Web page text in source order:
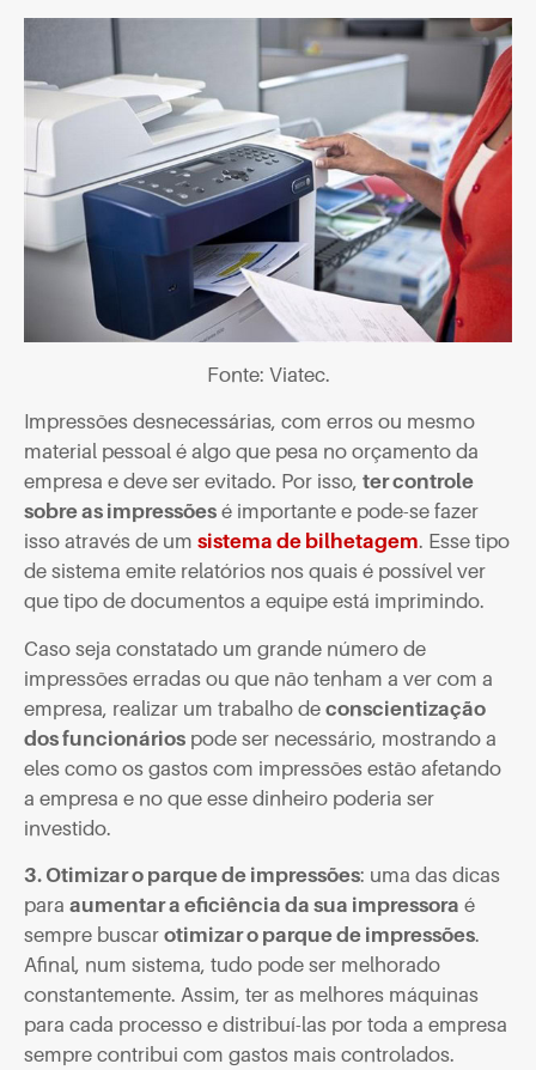
Fonte: Viatec.
Impressões desnecessárias, com erros ou mesmo
material pessoal é algo que pesa no orçamento da
empresa e deve ser evitado. Por isso, ter controle
sobre as impressões é importante e pode-se fazer
isso através de um sistema de bilhetagem. Esse tipo
de sistema emite relatórios nos quais é possível ver
que tipo de documentos a equipe está imprimindo.
Caso seja constatado um grande número de
impressões erradas ou que não tenham a ver com a
empresa, realizar um trabalho de conscientização
dos funcionários pode ser necessário, mostrando a
eles como os gastos com impressões estão afetando
a empresa e no que esse dinheiro poderia ser
investido.
3. Otimizar o parque de impressões: uma das dicas
para aumentar a eficiência da sua impressora é
sempre buscar otimizar o parque de impressões.
Afinal, num sistema, tudo pode ser melhorado
constantemente. Assim, ter as melhores máquinas
para cada processo e distribuí-las por toda a empresa
sempre contribui com gastos mais controlados.